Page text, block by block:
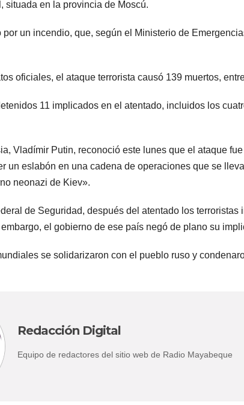
situada en la provincia de Moscú.
por un incendio, que, según el Ministerio de
oficiales, el ataque terrorista causó 139 muertos,
11 implicados en el atentado, incluidos los
Vladímir Putin, reconoció este lunes que el ataque
un eslabón en una cadena de operaciones que se
neonazi de Kiev».
de Seguridad, después del atentado los terroristas
el gobierno de ese país negó de plano su
se solidarizaron con el pueblo ruso y
Redacción Digital
Equipo de redactores del sitio web de Radio Mayabeque